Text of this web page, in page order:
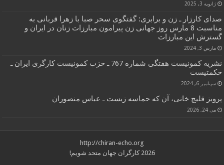
ژانویه 3, 2025
صدای کارزار ـ زن و برابری: گفتگوی سحر صبا با زهرا قربانی به
مناسبت 8 مارس روز جهانی زن پیرامون مبارزات زنان در ایران و
گسترش این مبارزات
مارس 3, 2024
نشریه کمونیست هفتگی شماره 767 ـ حزب کمونیست کارگری ایران ـ
حکمتیست
سپتامبر 6, 2024
پرویز قلیچ خانی، آن که حماسه زیست ـ عباس منصوران
می 24, 2026
http://chiran-echo.org
2026 کارگران جهان متحد شویم!